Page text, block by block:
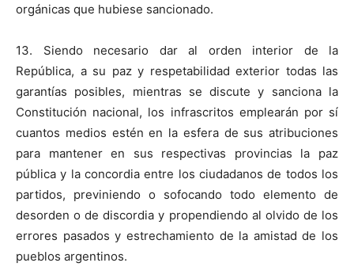
orgánicas que hubiese sancionado.
13. Siendo necesario dar al orden interior de la
República, a su paz y respetabilidad exterior todas las
garantías posibles, mientras se discute y sanciona la
Constitución nacional, los infrascritos emplearán por sí
cuantos medios estén en la esfera de sus atribuciones
para mantener en sus respectivas provincias la paz
pública y la concordia entre los ciudadanos de todos los
partidos, previniendo o sofocando todo elemento de
desorden o de discordia y propendiendo al olvido de los
errores pasados y estrechamiento de la amistad de los
pueblos argentinos.